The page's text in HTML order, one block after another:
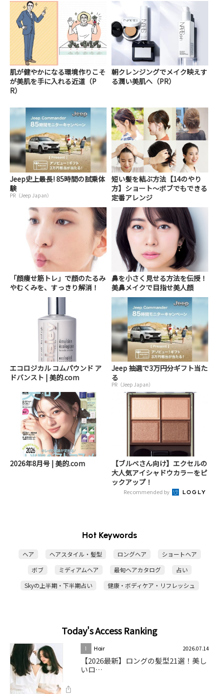
肌が健やかになる環境作りこそ
が美肌を手に入れる近道（P
R）
朝クレンジングでメイク映えす
る潤い美肌へ（PR）
Jeep史上最長! 85時間の試乗体
験
PR（Jeep Japan）
短い髪を結ぶ方法【14のやり
方】ショート～ボブでもできる
定番アレンジ
「顔痩せ筋トレ」で顔のたるみ
やむくみを、すっきり解消！
鼻を小さく見せる方法を伝授！
美鼻メイクで目指せ美人顔
エコロジカル コムパウンド ア
ドバンスト | 美的.com
Jeep 抽選で3万円分ギフト当た
る
PR（Jeep Japan）
2026年8月号 | 美的.com
【ブルベさん向け】エクセルの
大人気アイシャドウカラーをピ
ックアップ！
Recommended by
Hot Keywords
ヘア ヘアスタイル・髪型 ロングヘア
ショートヘア
ボブ
ミディアムヘア 最旬ヘアカタログ
占い
Skyの上半期・下半期占い
健康・ボディケア・リフレッシュ
Today's Access Ranking
1 Hair 2026.07.14
【2026最新】ロングの髪型21選！美し
いロ…